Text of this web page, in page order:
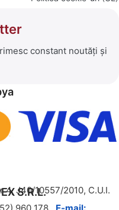
constant noutăți și
S.R.L.
J40/10557/2010, C.U.I.